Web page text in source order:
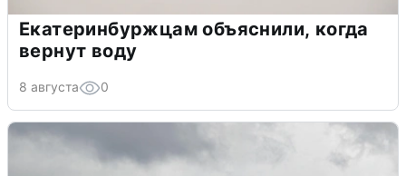
Екатеринбуржцам объяснили, когда
вернут воду
8 августа 0